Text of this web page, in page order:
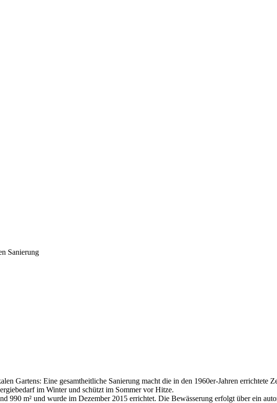
Sanierung
Gartens: Eine gesamtheitliche Sanierung macht die in den 1960er-Jahren errichtete
im Winter und schützt im Sommer vor Hitze.
990 m² und wurde im Dezember 2015 errichtet. Die Bewässerung erfolgt über ein